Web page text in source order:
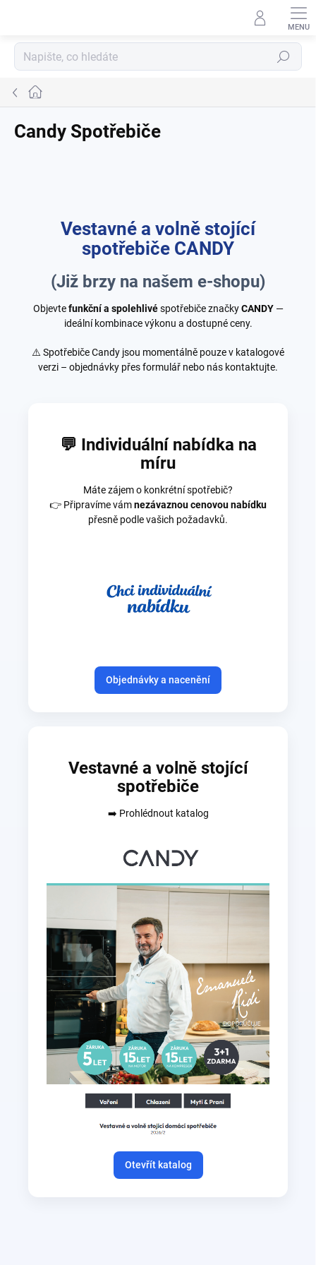
Hledat
Domů
Candy Spotřebiče
Vestavné a volně stojící
spotřebiče CANDY
(Již brzy na našem e-shopu)
Objevtefunkční a spolehlivéspotřebiče značkyCANDY—
ideální kombinace výkonu a dostupné ceny.
⚠️ Spotřebiče Candy jsou momentálně pouze v katalogové
verzi – objednávky přes formulář nebo nás kontaktujte.
💬 Individuální nabídka na
míru
Máte zájem o konkrétní spotřebič?
👉 Připravíme vámnezávaznou cenovou nabídku
přesně podle vašich požadavků.
Objednávky a nacenění
Vestavné a volně stojící
spotřebiče
➡️ Prohlédnout katalog
Otevřít katalog